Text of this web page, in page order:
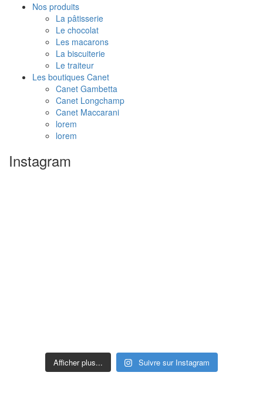
Nos produits
La pâtisserie
Le chocolat
Les macarons
La biscuiterie
Le traiteur
Les boutiques Canet
Canet Gambetta
Canet Longchamp
Canet Maccarani
lorem
lorem
Instagram
Afficher plus... Suivre sur Instagram